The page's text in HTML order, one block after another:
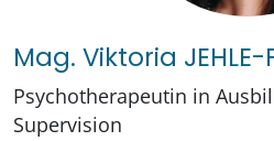
Mag. Viktoria JEHLE-
Psychotherapeutin in
Supervision